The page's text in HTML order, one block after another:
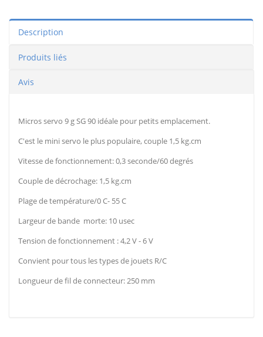
Description
Produits liés
Avis
Micros servo 9 g SG 90 idéale pour petits emplacement.
C'est le mini servo le plus populaire, couple 1,5 kg.cm
Vitesse de fonctionnement: 0,3 seconde/60 degrés
Couple de décrochage: 1,5 kg.cm
Plage de température/0 C- 55 C
Largeur de bande morte: 10 usec
Tension de fonctionnement : 4,2 V - 6 V
Convient pour tous les types de jouets R/C
Longueur de fil de connecteur: 250 mm